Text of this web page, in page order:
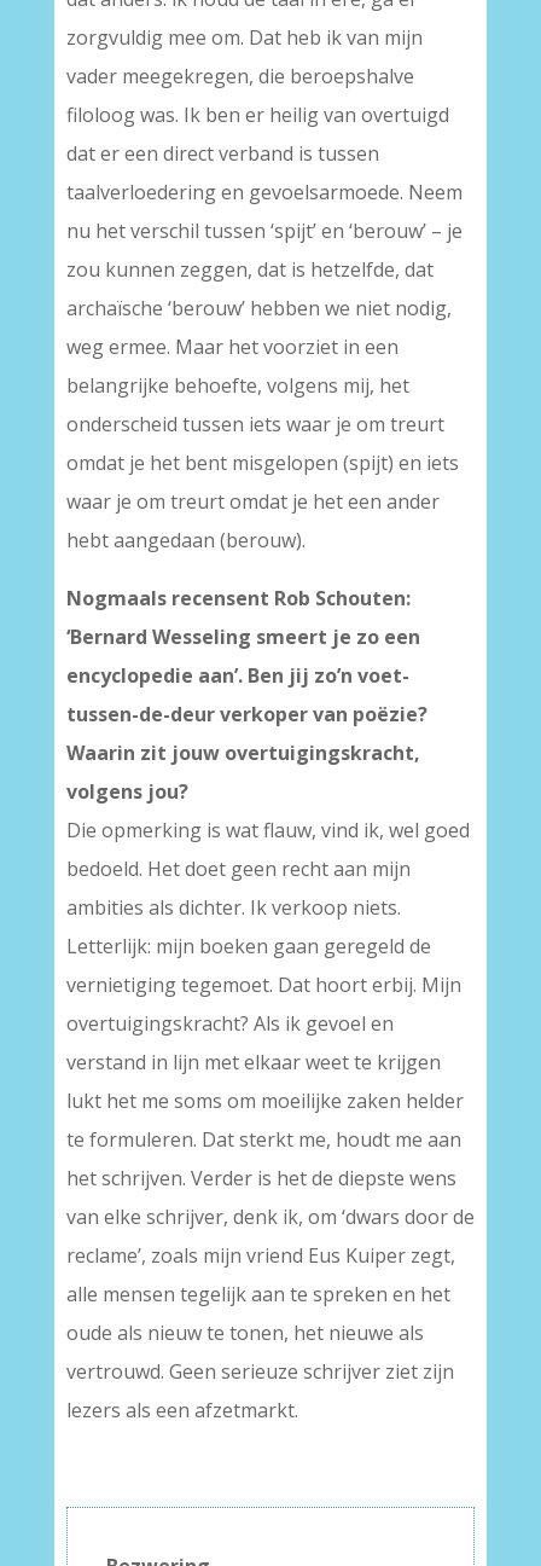
zorgvuldig mee om. Dat heb ik van mijn
vader meegekregen, die beroepshalve
filoloog was. Ik ben er heilig van overtuigd
dat er een direct verband is tussen
taalverloedering en gevoelsarmoede. Neem
nu het verschil tussen ‘spijt’ en ‘berouw’ – je
zou kunnen zeggen, dat is hetzelfde, dat
archaïsche ‘berouw’ hebben we niet nodig,
weg ermee. Maar het voorziet in een
belangrijke behoefte, volgens mij, het
onderscheid tussen iets waar je om treurt
omdat je het bent misgelopen (spijt) en iets
waar je om treurt omdat je het een ander
hebt aangedaan (berouw).
Nogmaals recensent Rob Schouten:
‘Bernard Wesseling smeert je zo een
encyclopedie aan’. Ben jij zo’n voet-
tussen-de-deur verkoper van poëzie?
Waarin zit jouw overtuigingskracht,
volgens jou?
Die opmerking is wat flauw, vind ik, wel goed
bedoeld. Het doet geen recht aan mijn
ambities als dichter. Ik verkoop niets.
Letterlijk: mijn boeken gaan geregeld de
vernietiging tegemoet. Dat hoort erbij. Mijn
overtuigingskracht? Als ik gevoel en
verstand in lijn met elkaar weet te krijgen
lukt het me soms om moeilijke zaken helder
te formuleren. Dat sterkt me, houdt me aan
het schrijven. Verder is het de diepste wens
van elke schrijver, denk ik, om ‘dwars door de
reclame’, zoals mijn vriend Eus Kuiper zegt,
alle mensen tegelijk aan te spreken en het
oude als nieuw te tonen, het nieuwe als
vertrouwd. Geen serieuze schrijver ziet zijn
lezers als een afzetmarkt.